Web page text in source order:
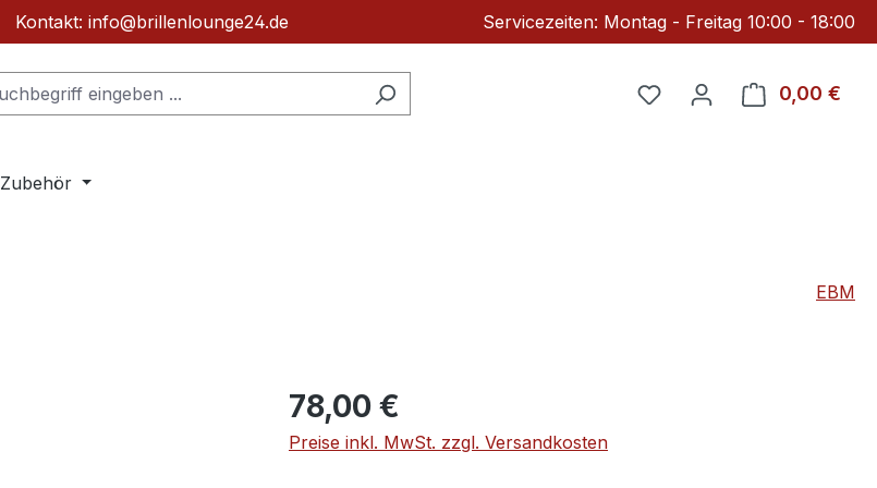
Kontakt: info@brillenlounge24.de Servicezeiten: Montag - Freitag 10:00 - 18:00
Du hast 0 Produkte auf
0,00 €
Zubehör
EBM
Regulärer Preis:
78,00 €
Preise inkl. MwSt. zzgl. Versandkosten